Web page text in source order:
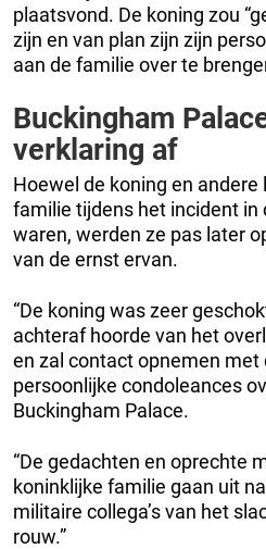
plaatsvond. De koning zou
zijn en van plan zijn zijn
aan de familie over te
Buckingham
verklaring af
Hoewel de koning en
familie tijdens het incident in
waren, werden ze pas later
van de ernst ervan.
“De koning was zeer
achteraf hoorde van het
en zal contact opnemen met
persoonlijke condoleances
Buckingham Palace.
“De gedachten en oprechte
koninklijke familie gaan uit
militaire collega’s van het
rouw.”